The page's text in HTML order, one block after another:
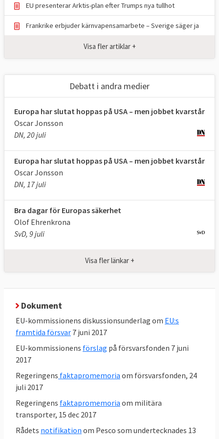
I den andra, artikel 222 i EU-fördraget, står
att “unionen och dess medlemsstater ska
handla gemensamt i en anda av solidaritet
naturkatastrof eller en katastrof som
orsakas av människor.” För att göra detta
ska “alla instrument som står till dess
förfogande, även de militära resurser”
mobiliseras. Klausulen har hittills inte
åberopats.
och försvarspolitik
EU:s gemensamma säkerhets- och
försvarspolitik. GSFP, slår fast EU:s politiska
insatser utanför unionen. Ramarna sätts av
GSFP fattas med enhällighet av
medlemsländerna, det vill säga att varje
land har vetorätt. De förslag som
medlemsländerna har att ta ställning till
kommer vanligtvis från EU:s utrikeschef, för
närvarande den italienska socialdemokraten
Federica Mogherini.
3. Vad är Europeiska försvarsbyrån?
EU presenterar Arktis-plan efter Trumps nya tullhot
Frankrike erbjuder kärnvapensamarbete – Sverige säger ja
Visa fler artiklar +
Debatt i andra medier
Europa har slutat hoppas på USA – men jobbet kvarstår
Oscar Jonsson
DN, 20 juli
Europa har slutat hoppas på USA – men jobbet kvarstår
Oscar Jonsson
DN, 17 juli
Bra dagar för Europas säkerhet
Olof Ehrenkrona
SvD, 9 juli
Visa fler länkar +
Dokument
EU-kommissionens diskussionsunderlag om EU:s
framtida försvar 7 juni 2017
EU-kommissionens förslag på försvarsfonden 7 juni
2017
Regeringens faktapromemoria om försvarsfonden, 24
juli 2017
Regeringens faktapromemoria om militära
transporter, 15 dec 2017
Rådets notifikation om Pesco som undertecknades 13